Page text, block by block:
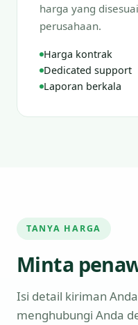
harga yang
perusahaan.
Harga kontrak
Dedicated support
Laporan berkala
TANYA HARGA
Minta
Isi detail kiriman
menghubungi Anda